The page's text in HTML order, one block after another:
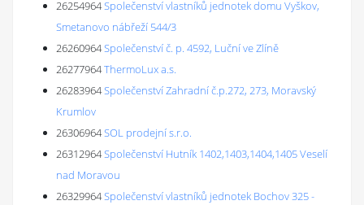
26254964Společenství vlastníků jednotek domu Vyškov,
Smetanovo nábřeží 544/3
26260964Společenství č. p. 4592, Luční ve Zlíně
26277964ThermoLux a.s.
26283964Společenství Zahradní č.p.272, 273, Moravský
Krumlov
26306964SOL prodejní s.r.o.
26312964Společenství Hutník 1402,1403,1404,1405 Veselí
nad Moravou
26329964Společenství vlastníků jednotek Bochov 325 -